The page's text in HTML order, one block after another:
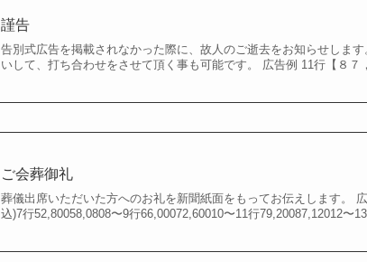
謹告
告別式広告を掲載されなかった際に、故人のご逝去をお知らせしま
いして、打ち合わせをさせて頂く事も可能です。 広告例 11行【８７
ご会葬御礼
葬儀出席いただいた方へのお礼を新聞紙面をもってお伝えします。
込)7行52,80058,0808〜9行66,00072,60010〜11行79,20087,12012〜